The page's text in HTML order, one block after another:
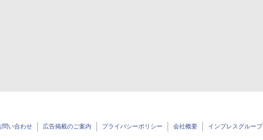
問い合わせ 広告掲載のご案内 プライバシーポリシー 会社概要 インプレスグループ